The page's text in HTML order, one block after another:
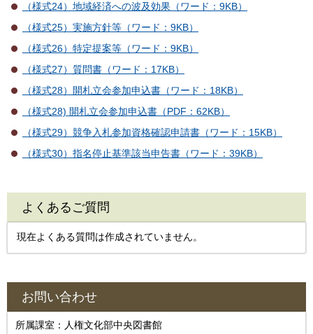
（様式24）地域経済への波及効果（ワード：9KB）
（様式25）実施方針等（ワード：9KB）
（様式26）特定提案等（ワード：9KB）
（様式27）質問書（ワード：17KB）
（様式28）開札立会参加申込書（ワード：18KB）
（様式28) 開札立会参加申込書（PDF：62KB）
（様式29）競争入札参加資格確認申請書（ワード：15KB）
（様式30）指名停止基準該当申告書（ワード：39KB）
よくあるご質問
現在よくある質問は作成されていません。
お問い合わせ
所属課室：人権文化部中央図書館